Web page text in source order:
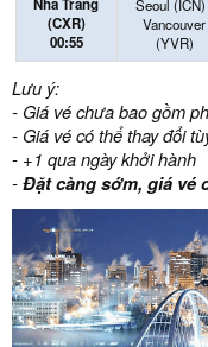
(CXR)
00:55
Seoul
Vancouver
(YVR)
Lưu ý:
- Giá vé chưa bao gồm
- Giá vé có thể thay đổi
- +1 qua ngày khởi hành
-Đặt càng sớm, giá vé